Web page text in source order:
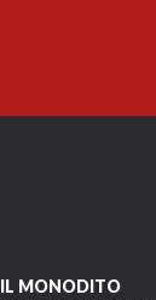
IL MONODITO